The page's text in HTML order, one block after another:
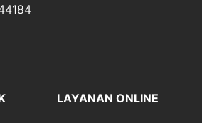
LAYANAN ONLINE